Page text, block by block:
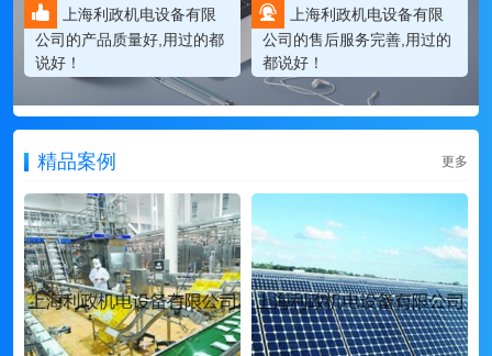
上海利政机电设备有限
公司的产品质量好,用过的都
说好！
上海利政机电设备有限
公司的售后服务完善,用过的
都说好！
精品案例 更多